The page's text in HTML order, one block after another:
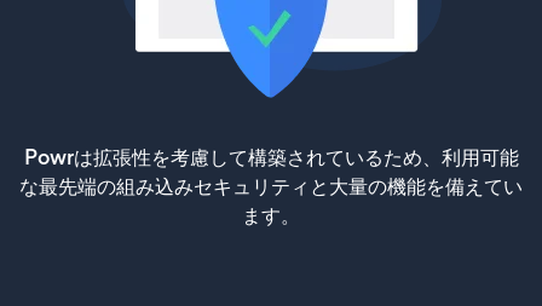
Powrは拡張性を考慮して構築されているため、利用可能
な最先端の組み込みセキュリティと大量の機能を備えてい
ます。